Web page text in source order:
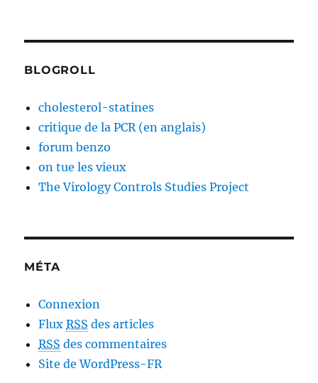
BLOGROLL
cholesterol-statines
critique de la PCR (en anglais)
forum benzo
on tue les vieux
The Virology Controls Studies Project
MÉTA
Connexion
FluxRSS des articles
RSS des commentaires
Site de WordPress-FR